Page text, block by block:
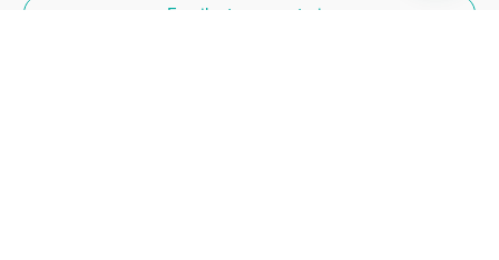
Escribe tu comentario